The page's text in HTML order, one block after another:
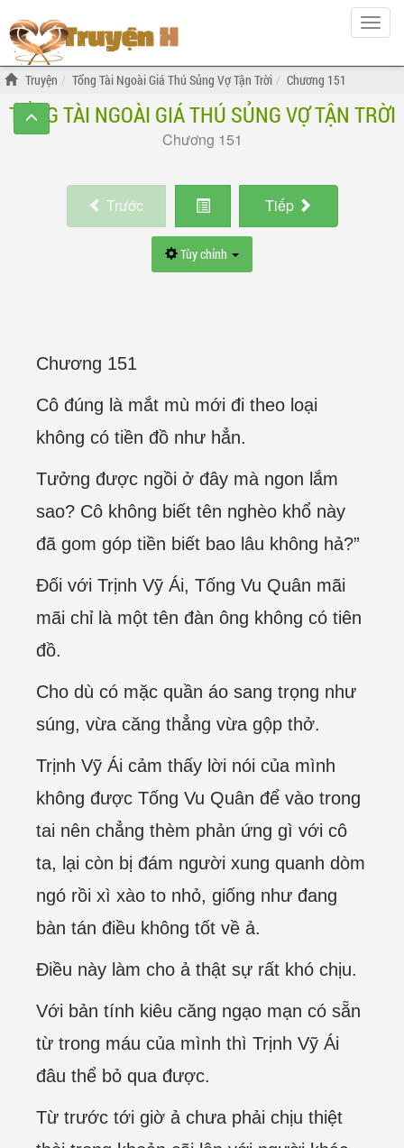
Hiện
menu
Truyện Tổng Tài Ngoài Giá Thú Sủng Vợ Tận Trời Chương 151
TỔNG TÀI NGOÀI GIÁ THÚ SỦNG VỢ TẬN TRỜI
Chương 151
Trước Tiếp
Tùy chỉnh
Chương 151
Cô đúng là mắt mù mới đi theo loại
không có tiền đồ như hẳn.
Tưởng được ngồi ở đây mà ngon lắm
sao? Cô không biết tên nghèo khổ này
đã gom góp tiền biết bao lâu không hả?”
Đối với Trịnh Vỹ Ái, Tống Vu Quân mãi
mãi chỉ là một tên đàn ông không có tiên
đồ.
Cho dù có mặc quần áo sang trọng như
súng, vừa căng thẳng vừa gộp thở.
Trịnh Vỹ Ái cảm thấy lời nói của mình
không được Tống Vu Quân để vào trong
tai nên chẳng thèm phản ứng gì với cô
ta, lại còn bị đám người xung quanh dòm
ngó rồi xì xào to nhỏ, giống như đang
bàn tán điều không tốt về ả.
Điều này làm cho ả thật sự rất khó chịu.
Với bản tính kiêu căng ngạo mạn có sẵn
từ trong máu của mình thì Trịnh Vỹ Ái
đâu thể bỏ qua được.
Từ trước tới giờ ả chưa phải chịu thiệt